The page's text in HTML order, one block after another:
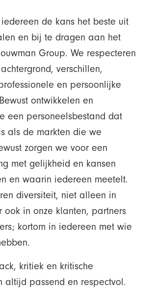
de kans het beste uit
en bij te dragen aan het
Group. We respecteren
verschillen,
en persoonlijke
ontwikkelen en
een personeelsbestand dat
als de markten die we
zorgen we voor een
met gelijkheid en kansen
en waarin iedereen meetelt.
diversiteit, niet alleen in
ook in onze klanten, partners
kortom in iedereen met wie
kritiek en kritische
altijd passend en respectvol.